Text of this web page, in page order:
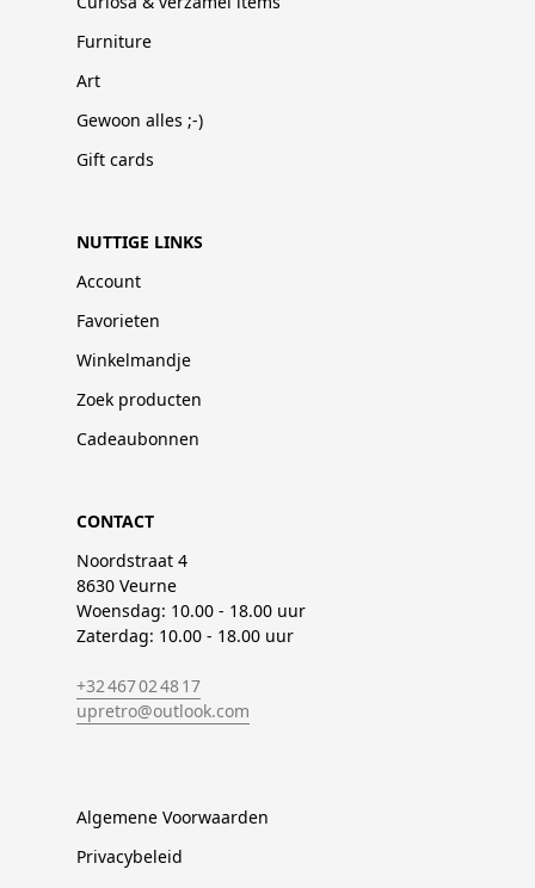
Furniture
Art
Gewoon alles ;-)
Gift cards
NUTTIGE LINKS
Account
Favorieten
Winkelmandje
Zoek producten
Cadeaubonnen
CONTACT
Noordstraat 4
8630 Veurne
Woensdag: 10.00 - 18.00 uur
Zaterdag: 10.00 - 18.00 uur
+32 467 02 48 17
upretro@outlook.com
Algemene Voorwaarden
Privacybeleid